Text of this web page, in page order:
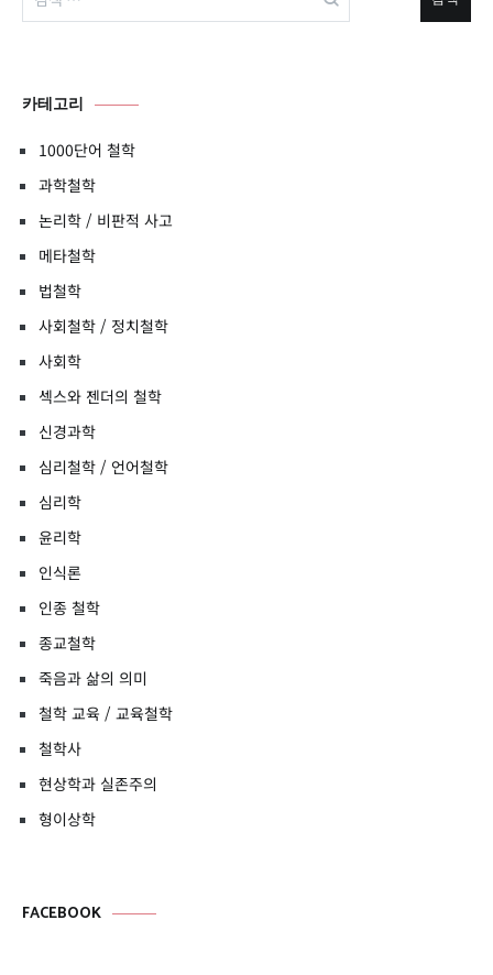
색:
카테고리
1000단어 철학
과학철학
논리학 / 비판적 사고
메타철학
법철학
사회철학 / 정치철학
사회학
섹스와 젠더의 철학
신경과학
심리철학 / 언어철학
심리학
윤리학
인식론
인종 철학
종교철학
죽음과 삶의 의미
철학 교육 / 교육철학
철학사
현상학과 실존주의
형이상학
FACEBOOK